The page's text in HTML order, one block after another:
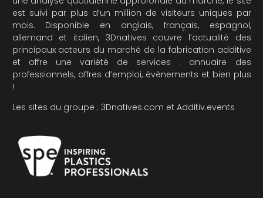
est suivi par plus d’un million de visiteurs uniques par
mois. Disponible en anglais, français, espagnol,
allemand et italien, 3Dnatives couvre l’actualité des
principaux acteurs du marché de la fabrication additive
et offre une variété de services : annuaire des
professionnels, offres d’emploi, évènements et bien plus
!
Les sites du groupe : 3Dnatives.com et Additiv.events